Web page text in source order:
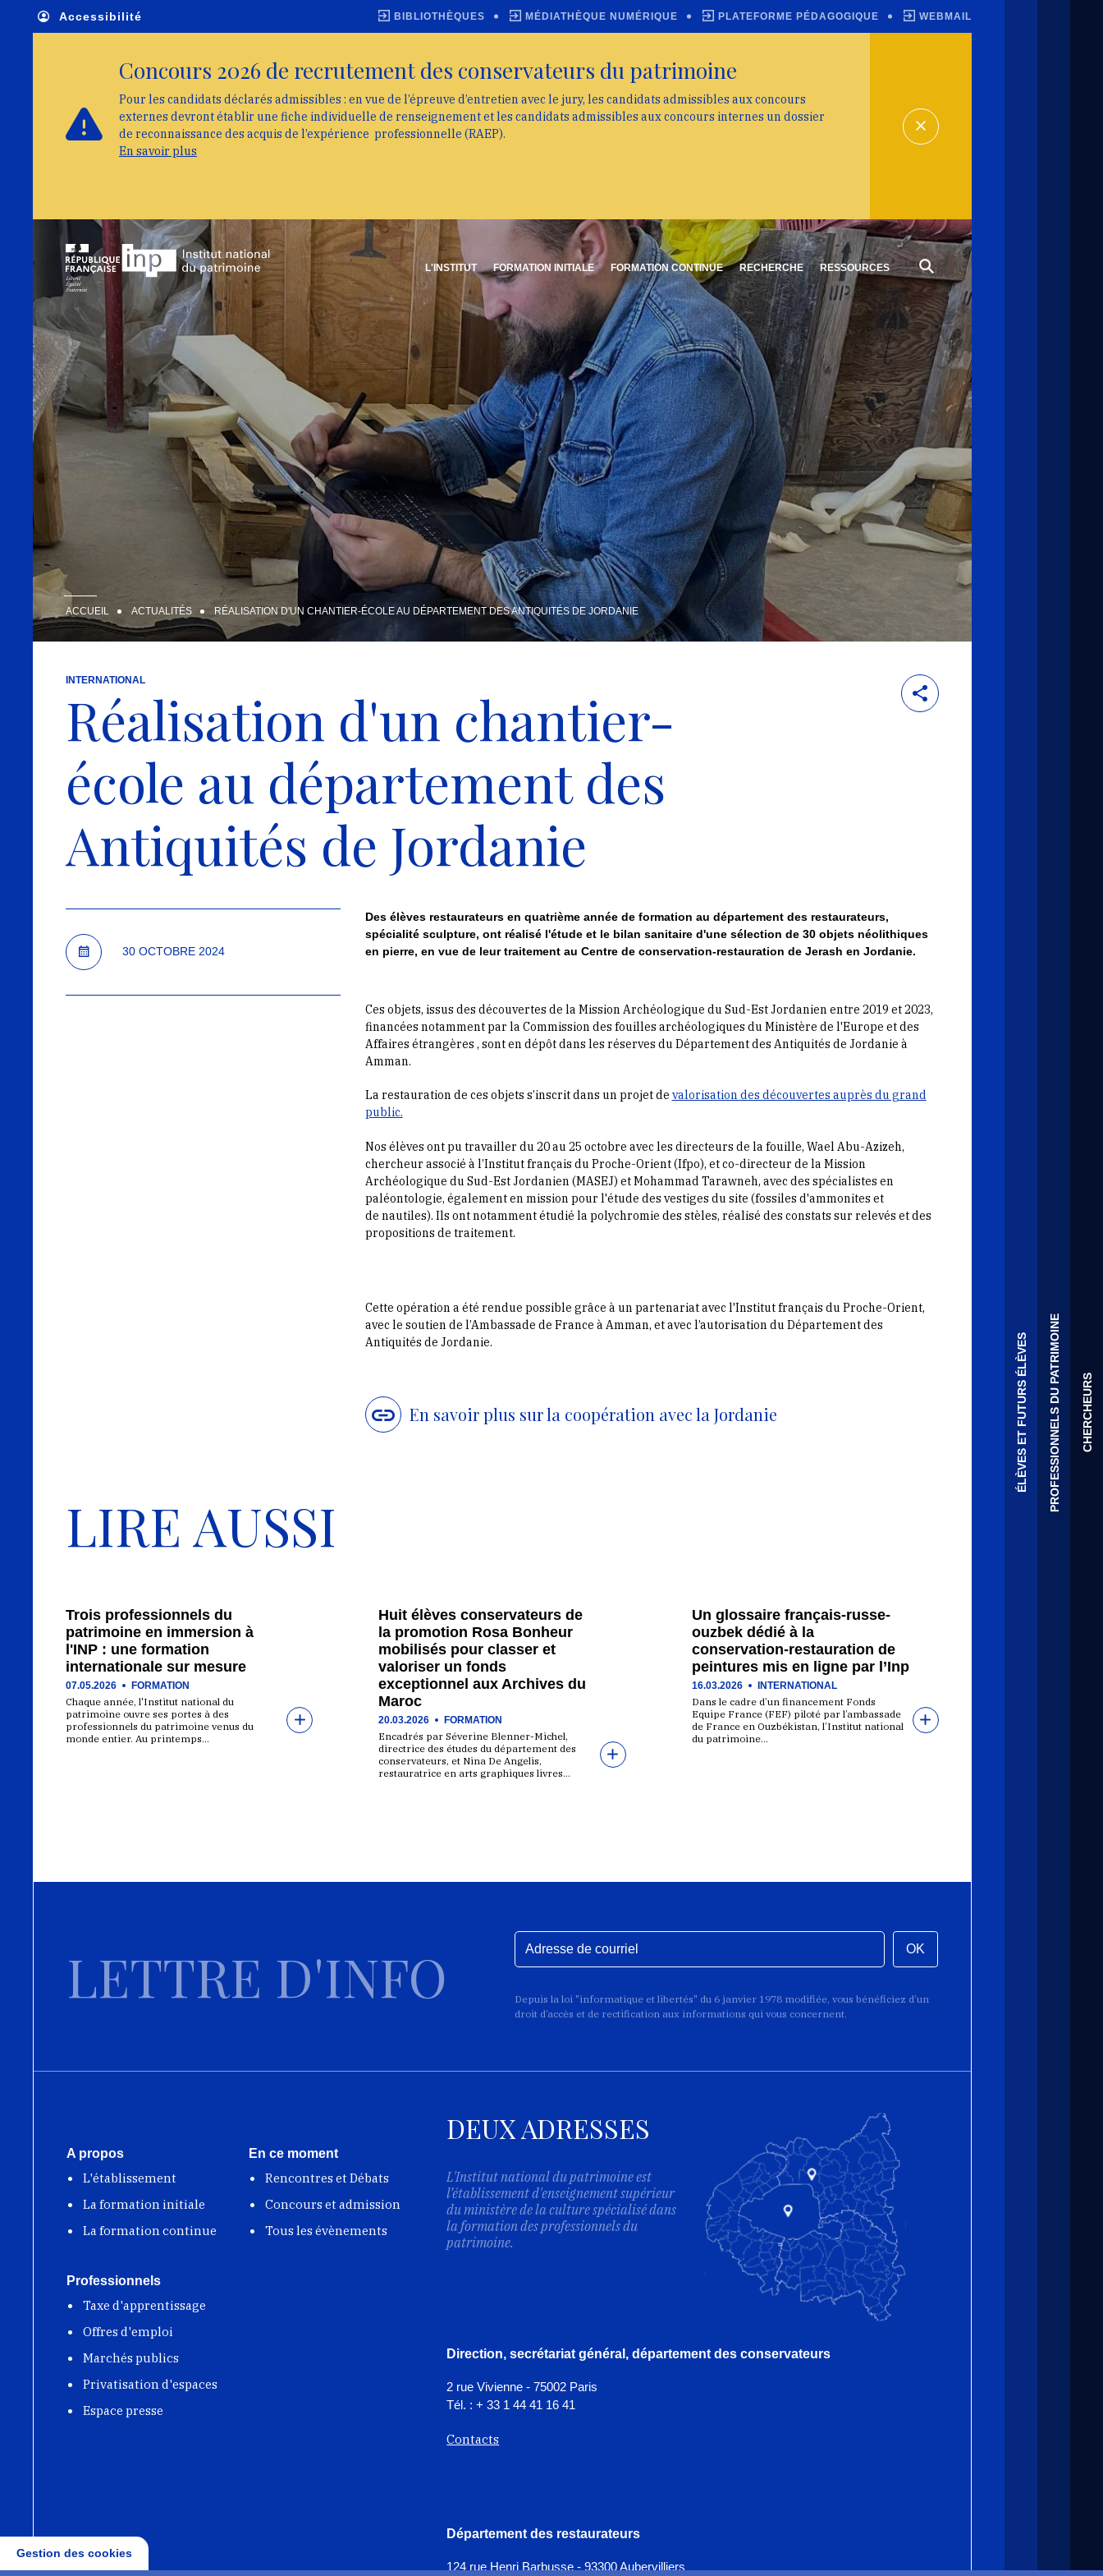
ÉLÈVES ET FUTURS ÉLÈVESPROFESSIONNELS DU PATRIMOINE CHERCHEURS
L'INSTITUT FORMATION INITIALE FORMATION CONTINUE RECHERCHE RESSOURCES
Accessibilité BIBLIOTHÈQUES MÉDIATHÈQUE NUMÉRIQUE PLATEFORME PÉDAGOGIQUE WEBMAIL
Concours 2026 de recrutement des conservateurs du patrimoine
Pour les candidats déclarés admissibles : en vue de l’épreuve d’entretien avec le jury, les candidats admissibles aux concours
externes devront établir une fiche individuelle de renseignement et les candidats admissibles aux concours internes un dossier
de reconnaissance des acquis de l’expérience professionnelle (RAEP).
En savoir plus
ACCUEIL ACTUALITÉS RÉALISATION D'UN CHANTIER-ÉCOLE AU DÉPARTEMENT DES ANTIQUITÉS DE JORDANIE
INTERNATIONAL
Réalisation d'un chantier-
école au département des
Antiquités de Jordanie
30 OCTOBRE 2024
Des élèves restaurateurs en quatrième année de formation au département des restaurateurs,
spécialité sculpture, ont réalisé l'étude et le bilan sanitaire d'une sélection de 30 objets néolithiques
en pierre, en vue de leur traitement au Centre de conservation-restauration de Jerash en Jordanie.
Ces objets, issus des découvertes de la Mission Archéologique du Sud-Est Jordanien entre 2019 et 2023,
financées notamment par la Commission des fouilles archéologiques du Ministère de l'Europe et des
Affaires étrangères , sont en dépôt dans les réserves du Département des Antiquités de Jordanie à
Amman.
La restauration de ces objets s’inscrit dans un projet de valorisation des découvertes auprès du grand
public.
Nos élèves ont pu travailler du 20 au 25 octobre avec les directeurs de la fouille, Wael Abu-Azizeh,
chercheur associé à l’Institut français du Proche-Orient (Ifpo), et co-directeur de la Mission
Archéologique du Sud-Est Jordanien (MASEJ) et Mohammad Tarawneh, avec des spécialistes en
paléontologie, également en mission pour l'étude des vestiges du site (fossiles d'ammonites et
de nautiles). Ils ont notamment étudié la polychromie des stèles, réalisé des constats sur relevés et des
propositions de traitement.
Cette opération a été rendue possible grâce à un partenariat avec l'Institut français du Proche-Orient,
avec le soutien de l’Ambassade de France à Amman, et avec l’autorisation du Département des
Antiquités de Jordanie.
En savoir plus sur la coopération avec la Jordanie
LIRE AUSSI
Trois professionnels du
patrimoine en immersion à
l'INP : une formation
internationale sur mesure
07.05.2026 FORMATION
Chaque année, l'Institut national du
patrimoine ouvre ses portes à des
professionnels du patrimoine venus du
monde entier. Au printemps…
Huit élèves conservateurs de
la promotion Rosa Bonheur
mobilisés pour classer et
valoriser un fonds
exceptionnel aux Archives du
Maroc
20.03.2026 FORMATION
Encadrés par Séverine Blenner-Michel,
directrice des études du département des
conservateurs, et Nina De Angelis,
restauratrice en arts graphiques livres…
Un glossaire français-russe-
ouzbek dédié à la
conservation-restauration de
peintures mis en ligne par l’Inp
16.03.2026 INTERNATIONAL
Dans le cadre d’un financement Fonds
Equipe France (FEF) piloté par l’ambassade
de France en Ouzbékistan, l’Institut national
du patrimoine…
LETTRE D'INFO OK
Depuis la loi "informatique et libertés" du 6 janvier 1978 modifiée, vous bénéficiez d’un
droit d’accès et de rectification aux informations qui vous concernent.
A propos
L'établissement
La formation initiale
La formation continue
En ce moment
Rencontres et Débats
Concours et admission
Tous les évènements
Professionnels
Taxe d'apprentissage
Offres d'emploi
Marchés publics
Privatisation d'espaces
Espace presse
DEUX ADRESSES
L'Institut national du patrimoine est
l’établissement d'enseignement supérieur
du ministère de la culture spécialisé dans
la formation des professionnels du
patrimoine.
Direction, secrétariat général, département des conservateurs
2 rue Vivienne - 75002 Paris
Tél. : + 33 1 44 41 16 41
Contacts
Département des restaurateurs
124 rue Henri Barbusse - 93300 Aubervilliers
Gestion des cookies